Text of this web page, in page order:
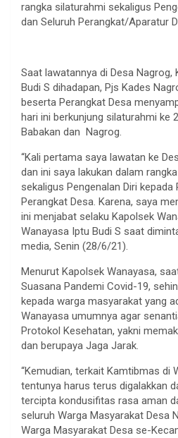
rangka silaturahmi sekaligus
dan Seluruh Perangkat/Aparatur
Saat lawatannya di Desa Nagrog,
Budi S dihadapan, Pjs Kades
beserta Perangkat Desa
hari ini berkunjung silaturahmi ke
Babakan dan Nagrog.
“Kali pertama saya lawatan ke
dan ini saya lakukan dalam
sekaligus Pengenalan Diri kepada
Perangkat Desa. Karena, saya
ini menjabat selaku Kapolsek
Wanayasa Iptu Budi S saat
media, Senin (28/6/21).
Menurut Kapolsek Wanayasa,
Suasana Pandemi Covid-19,
kepada warga masyarakat yang
Wanayasa umumnya agar
Protokol Kesehatan, yakni
dan berupaya Jaga Jarak.
“Kemudian, terkait Kamtibmas di
tentunya harus terus digalakkan
tercipta kondusifitas rasa aman
seluruh Warga Masyarakat Desa
Warga Masyarakat Desa se-